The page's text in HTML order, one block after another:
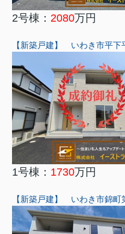
2号棟： 2080万円
【新築戸建】 いわき市平
1号棟： 1730万円
【新築戸建】 いわき市錦町